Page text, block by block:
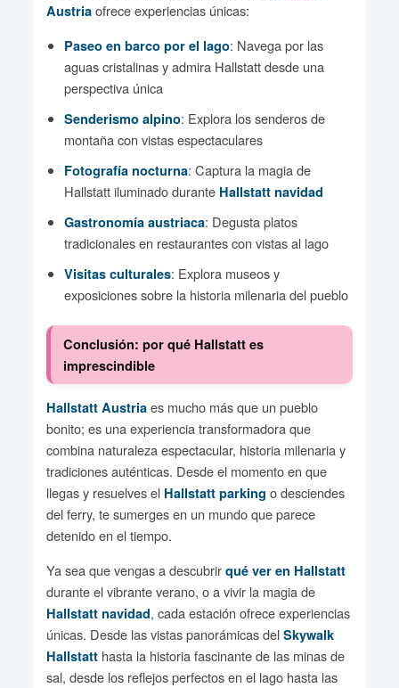
Austriaofrece experiencias únicas:
Paseo en barco por el lago: Navega por las
aguas cristalinas y admira Hallstatt desde una
perspectiva única
Senderismo alpino: Explora los senderos de
montaña con vistas espectaculares
Fotografía nocturna: Captura la magia de
Hallstatt iluminado durante Hallstatt navidad
Gastronomía austriaca: Degusta platos
tradicionales en restaurantes con vistas al lago
Visitas culturales: Explora museos y
exposiciones sobre la historia milenaria del pueblo
Conclusión: por qué Hallstatt es
imprescindible
Hallstatt Austriaes mucho más que un pueblo
bonito; es una experiencia transformadora que
combina naturaleza espectacular, historia milenaria y
tradiciones auténticas. Desde el momento en que
llegas y resuelves el Hallstatt parking o desciendes
del ferry, te sumerges en un mundo que parece
detenido en el tiempo.
Ya sea que vengas a descubrir qué ver en Hallstatt
durante el vibrante verano, o a vivir la magia de
Hallstatt navidad, cada estación ofrece experiencias
únicas. Desde las vistas panorámicas del Skywalk
Hallstatthasta la historia fascinante de las minas de
sal, desde los reflejos perfectos en el lago hasta las